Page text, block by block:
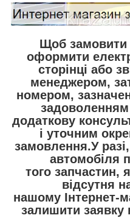
Щоб замовити
оформити
сторінці або
менеджером,
номером,
додаткову
і уточним
замовлення.У
автомобіля
того запчастин,
відсутня
нашому Інтернет-
залишити заявку